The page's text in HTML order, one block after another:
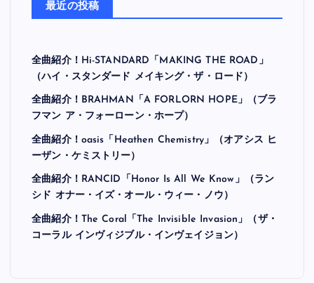
最近の投稿
全曲紹介！Hi-STANDARD「MAKING THE ROAD」
（ハイ・スタンダード メイキング・ザ・ロード）
全曲紹介！BRAHMAN「A FORLORN HOPE」（ブラ
フマン ア・フォーローン・ホープ）
全曲紹介！oasis「Heathen Chemistry」（オアシス ヒ
ーザン・ケミストリー）
全曲紹介！RANCID「Honor Is All We Know」（ラン
シド オナー・イズ・オール・ウィー・ノウ）
全曲紹介！The Coral「The Invisible Invasion」（ザ・
コーラル インヴィジブル・インヴェイジョン）